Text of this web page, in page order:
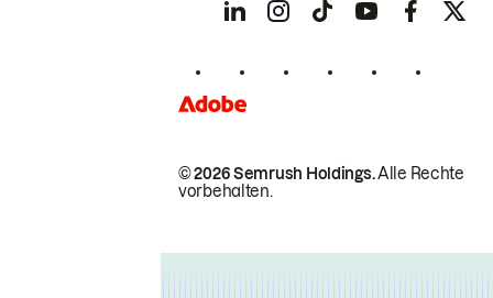
© 2026 Semrush Holdings.Alle Rechte
vorbehalten.